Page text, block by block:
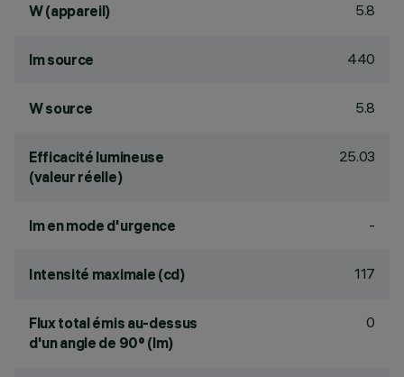
W (appareil) 5.8
lm source 440
W source 5.8
Efficacité lumineuse
(valeur réelle)
25.03
lm en mode d'urgence -
Intensité maximale (cd) 117
Flux total émis au-dessus
d'un angle de 90° (lm)
0